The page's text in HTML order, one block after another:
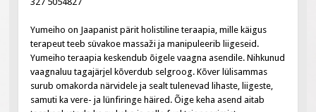
Yumeiho on Jaapanist pärit holistiline teraapia, mille käigus
terapeut teeb süvakoe massaži ja manipuleerib liigeseid.
Yumeiho teraapia keskendub õigele vaagna asendile. Nihkunud
vaagnaluu tagajärjel kõverdub selgroog. Kõver lülisammas
surub omakorda närvidele ja sealt tulenevad lihaste, liigeste,
samuti ka vere- ja lünfiringe häired. Õige keha asend aitab